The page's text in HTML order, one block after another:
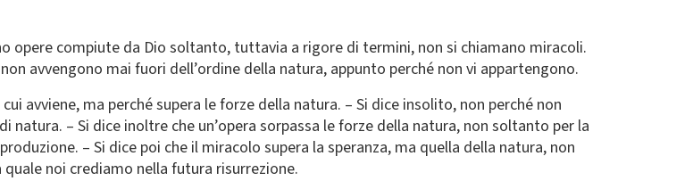
opere compiute da Dio soltanto, tuttavia a rigore di termini, non si chiamano miracoli.
avvengono mai fuori dell’ordine della natura, appunto perché non vi appartengono.
avviene, ma perché supera le forze della natura. – Si dice insolito, non perché non
– Si dice inoltre che un’opera sorpassa le forze della natura, non soltanto per la
– Si dice poi che il miracolo supera la speranza, ma quella della natura, non
noi crediamo nella futura risurrezione.